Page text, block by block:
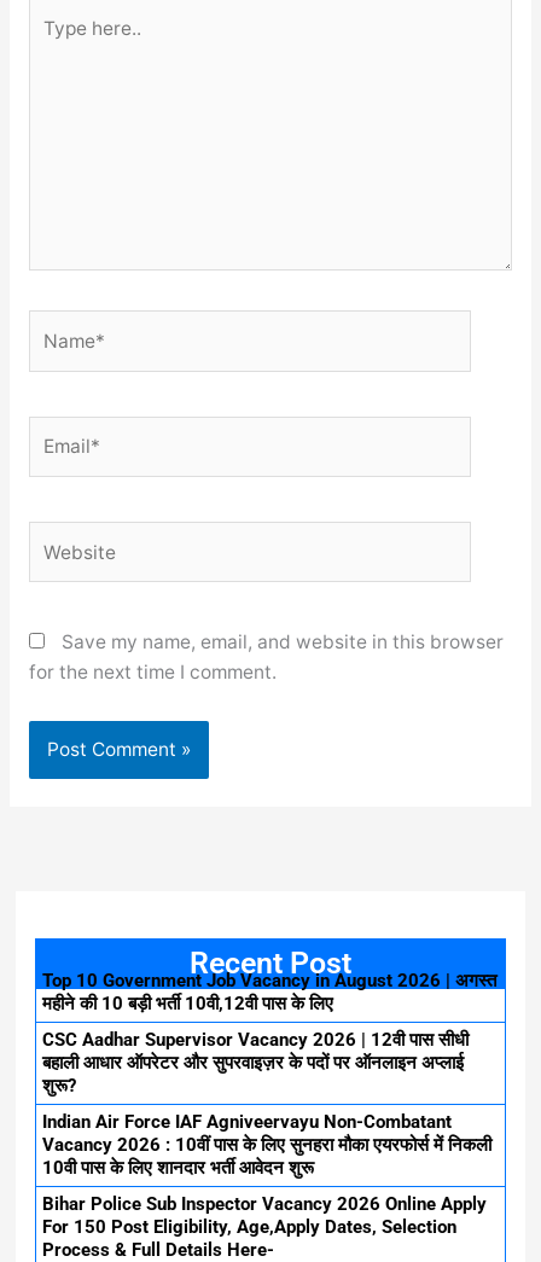
here..
Save my name, email, and website in this browser
for the next time I comment.
Recent Post
Top 10 Government Job Vacancy in August 2026 | अगस्त
महीने की 10 बड़ी भर्ती 10वी,12वी पास के लिए
CSC Aadhar Supervisor Vacancy 2026 | 12वी पास सीधी
बहाली आधार ऑपरेटर और सुपरवाइज़र के पदों पर ऑनलाइन अप्लाई
शुरू?
Indian Air Force IAF Agniveervayu Non-Combatant
Vacancy 2026 : 10वीं पास के लिए सुनहरा मौका एयरफोर्स में निकली
10वी पास के लिए शानदार भर्ती आवेदन शुरू
Bihar Police Sub Inspector Vacancy 2026 Online Apply
For 150 Post Eligibility, Age,Apply Dates, Selection
Process & Full Details Here-